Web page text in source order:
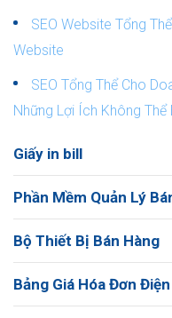
SEO Website Tổng
Website
SEO Tổng Thể Cho
Những Lợi Ích Không Thể
Giấy in bill
Phần Mềm Quản Lý
Bộ Thiết Bị Bán Hàng
Bảng Giá Hóa Đơn